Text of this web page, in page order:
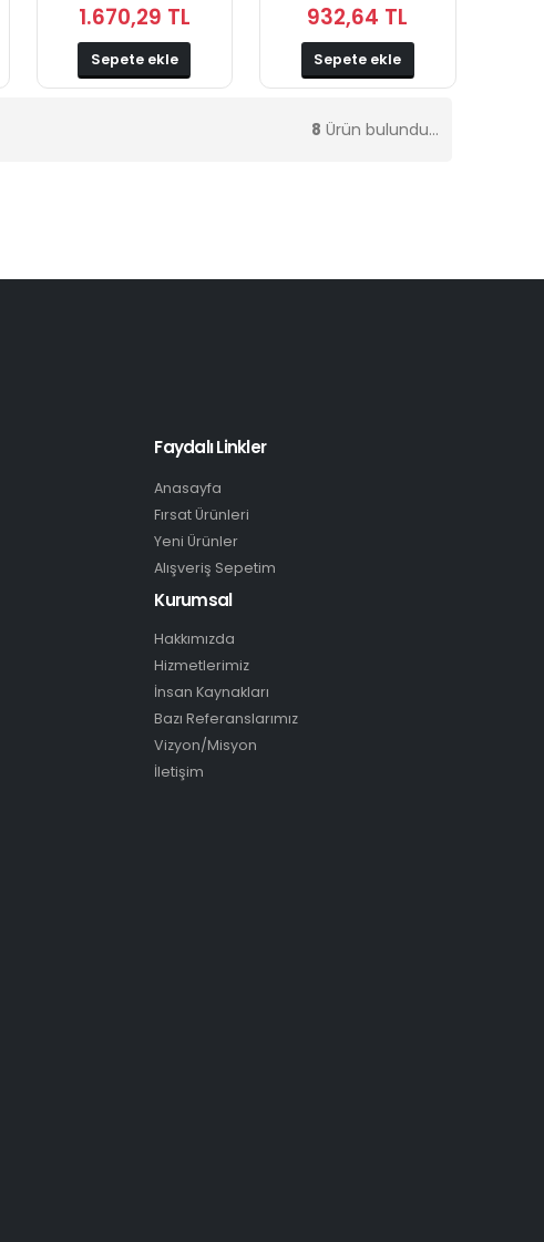
1.670,29 TL
Sepete ekle
932,64 TL
Sepete ekle
8 Ürün bulundu...
Faydalı Linkler
Anasayfa
Fırsat Ürünleri
Yeni Ürünler
Alışveriş Sepetim
Kurumsal
Hakkımızda
Hizmetlerimiz
İnsan Kaynakları
Bazı Referanslarımız
Vizyon/Misyon
İletişim